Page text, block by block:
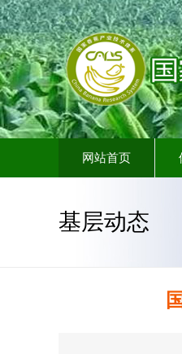
网站首页
基层动态